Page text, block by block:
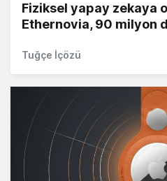
Fiziksel yapay zekaya
Ethernovia, 90 milyon
Tuğçe İçözü